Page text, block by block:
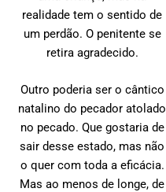
realidade tem o sentido de
um perdão. O penitente se
retira agradecido.
Outro poderia ser o cântico
natalino do pecador atolado
no pecado. Que gostaria de
sair desse estado, mas não
o quer com toda a eficácia.
Mas ao menos de longe, de